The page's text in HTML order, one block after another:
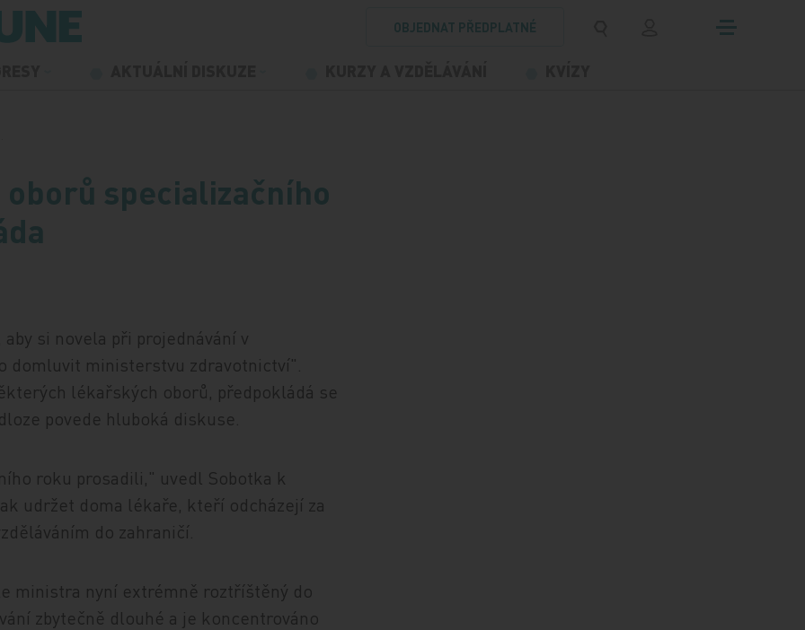
OBJEDNAT PŘEDPLATNÉ
specializačního
si novela při projednávání v
domluvit ministerstvu zdravotnictví".
lékařských oborů, předpokládá se
povede hluboká diskuse.
roku prosadili," uvedl Sobotka k
udržet doma lékaře, kteří odcházejí za
do zahraničí.
ministra nyní extrémně roztříštěný do
zbytečně dlouhé a je koncentrováno